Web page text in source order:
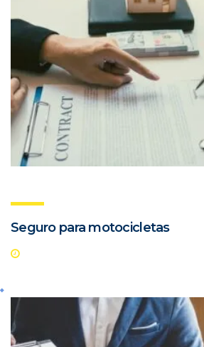
Seguro para motocicletas